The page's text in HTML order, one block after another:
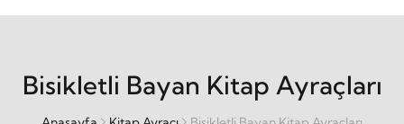
Bisikletli Bayan Kitap Ayraçları